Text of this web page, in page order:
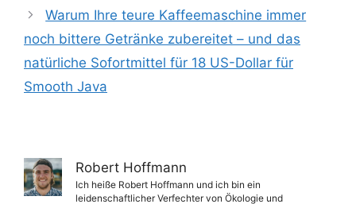
Warum Ihre teure Kaffeemaschine immer
noch bittere Getränke zubereitet – und das
natürliche Sofortmittel für 18 US-Dollar für
Smooth Java
Robert Hoffmann
Ich heiße Robert Hoffmann und ich bin ein
leidenschaftlicher Verfechter von Ökologie und